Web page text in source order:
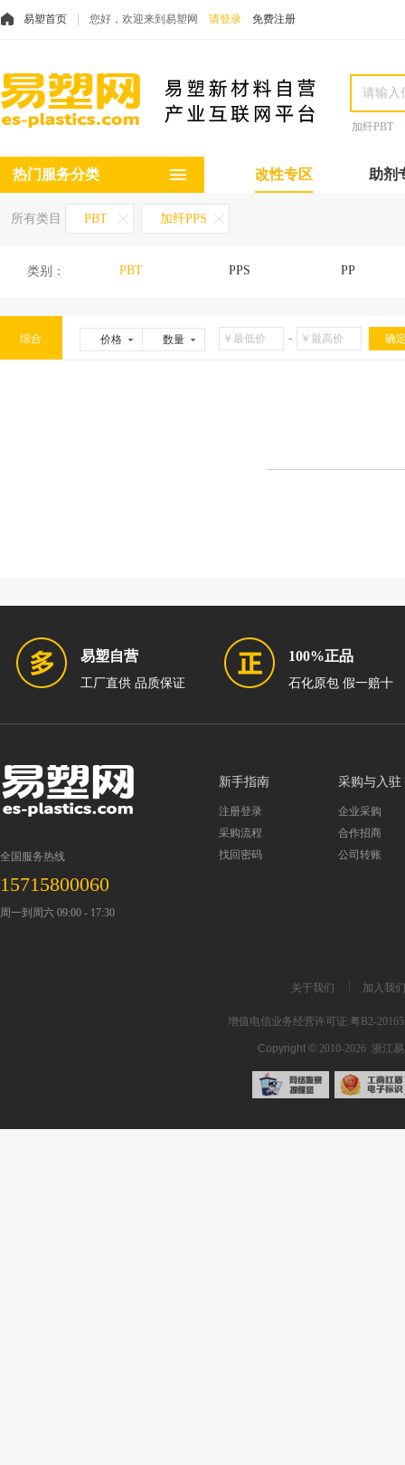
易塑首页 您好，欢迎来到易塑网 请登录 免费注册
加纤PBT
热门服务分类 改性专区 助剂
所有类目 PBT 加纤PPS
类别： PBT PPS PP
综合 价格 数量 -
易塑自营
工厂直供 品质保证
100%正品
石化原包 假一赔十
全国服务热线
15715800060
周一到周六 09:00 - 17:30
新手指南
注册登录
采购流程
找回密码
采购与入驻
企业采购
合作招商
公司转账
关于我们 加入我们
增值电信业务经营许可证:粤B2-
Copyright © 2010-2026 浙江